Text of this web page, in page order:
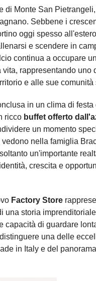
di Monte San
Sebbene i
oggi spesso
e scendere in
continua a occupare
rappresentando uno
e alle sue comunità
in un clima di festa
ricco buffet offerto
un momento
nella famiglia
un'importante
crescita e
Factory Store
una storia
capacità di guardare
una delle
in Italy e del